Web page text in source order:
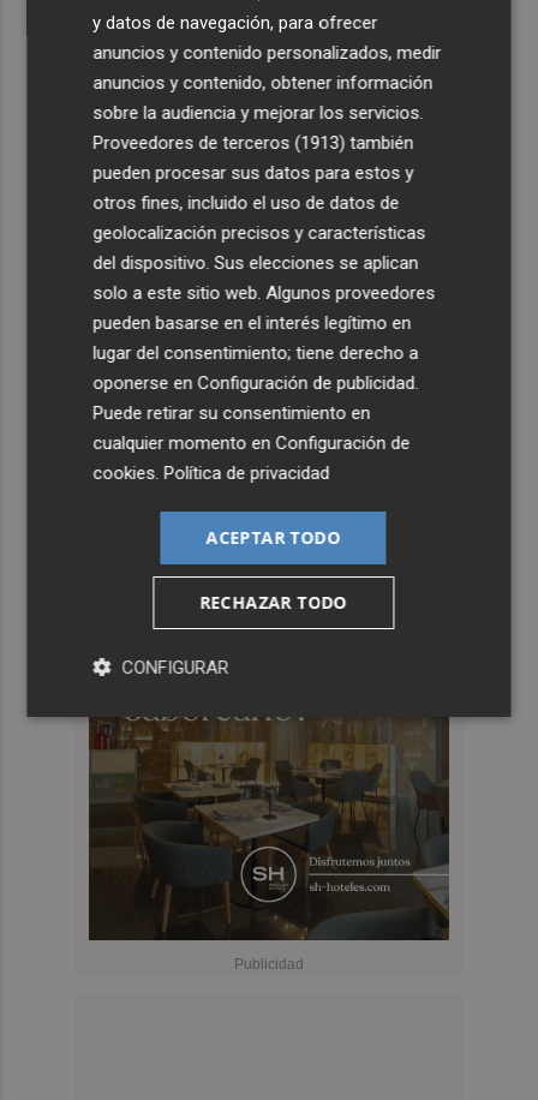
y datos de navegación, para ofrecer
anuncios y contenido personalizados, medir
anuncios y contenido, obtener información
sobre la audiencia y mejorar los servicios.
Proveedores de terceros (1913) también
pueden procesar sus datos para estos y
otros fines, incluido el uso de datos de
geolocalización precisos y características
del dispositivo. Sus elecciones se aplican
solo a este sitio web. Algunos proveedores
pueden basarse en el interés legítimo en
lugar del consentimiento; tiene derecho a
oponerse enConfiguración de publicidad
Puede retirar su consentimiento en
cualquier momento enConfiguración de
cookies .Política de privacidad
ACEPTAR TODO
RECHAZAR TODO
CONFIGURAR